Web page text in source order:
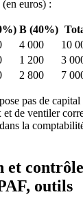
euros) :
B (40%)
4 000
10
1 200
3
2 800 7
pas de
de ventiler
la
et
outils